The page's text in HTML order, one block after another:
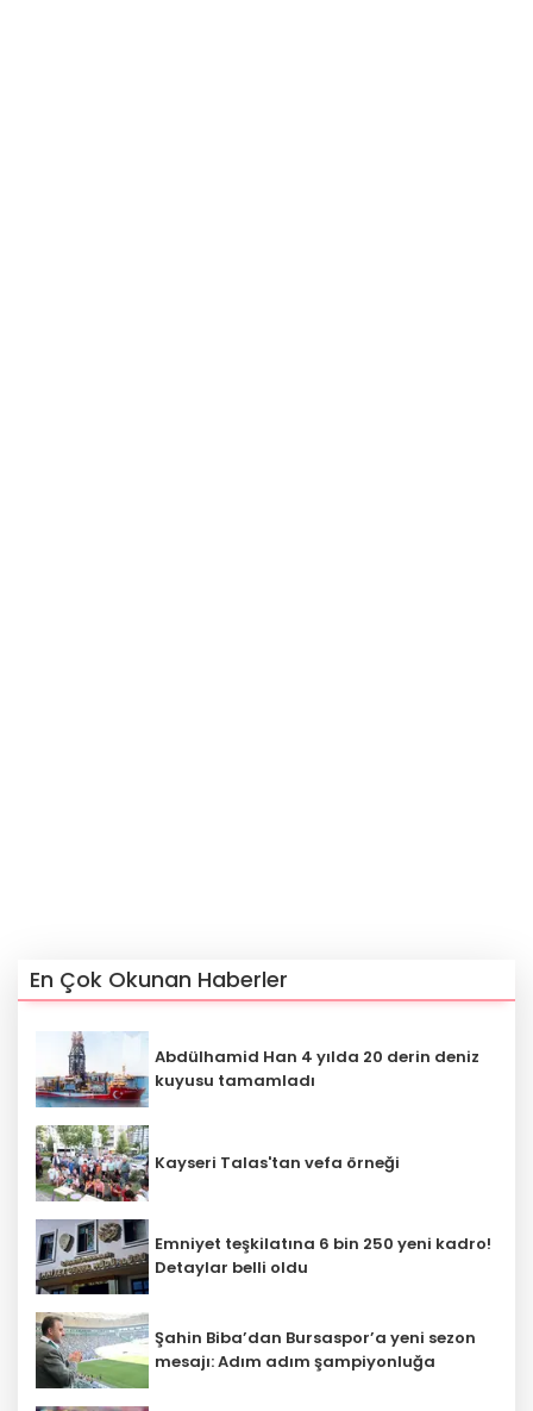
En Çok Okunan Haberler
Abdülhamid Han 4 yılda 20 derin deniz
kuyusu tamamladı
Kayseri Talas'tan vefa örneği
Emniyet teşkilatına 6 bin 250 yeni kadro!
Detaylar belli oldu
Şahin Biba’dan Bursaspor’a yeni sezon
mesajı: Adım adım şampiyonluğa